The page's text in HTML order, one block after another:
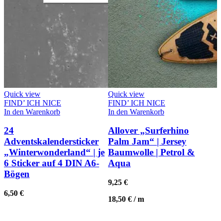
Quick view
FIND’ ICH NICE
In den Warenkorb
24
Adventskalendersticker
„Winterwonderland“ | je
6 Sticker auf 4 DIN A6-
Bögen
6,50 €
Quick view
FIND’ ICH NICE
In den Warenkorb
Allover „Surferhino
Palm Jam“ | Jersey
Baumwolle | Petrol &
Aqua
9,25 €
18,50 € /m